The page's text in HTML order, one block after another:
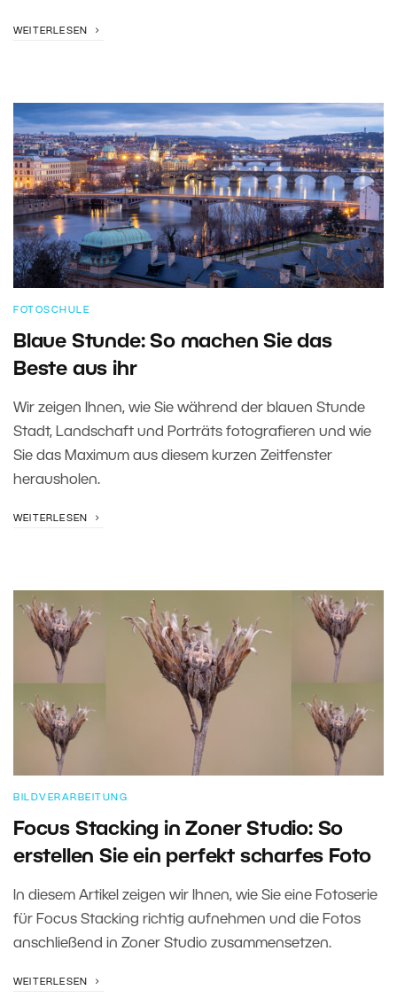
WEITERLESEN
FOTOSCHULE
Blaue Stunde: So machen Sie das
Beste aus ihr
Wir zeigen Ihnen, wie Sie während der blauen Stunde
Stadt, Landschaft und Porträts fotografieren und wie
Sie das Maximum aus diesem kurzen Zeitfenster
herausholen.
WEITERLESEN
BILDVERARBEITUNG
Focus Stacking in Zoner Studio: So
erstellen Sie ein perfekt scharfes Foto
In diesem Artikel zeigen wir Ihnen, wie Sie eine Fotoserie
für Focus Stacking richtig aufnehmen und die Fotos
anschließend in Zoner Studio zusammensetzen.
WEITERLESEN